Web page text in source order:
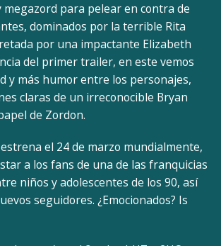
megazord para pelear en contra de
dominados por la terrible Rita
por una impactante Elizabeth
del primer trailer, en este vemos
y más humor entre los personajes,
claras de un irreconocible Bryan
de Zordon.
el 24 de marzo mundialmente,
a los fans de una de las franquicias
niños y adolescentes de los 90, así
seguidores. ¿Emocionados? Is